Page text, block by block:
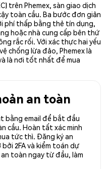
trên Phemex, sàn giao dịch
toàn cầu. Ba bước đơn giản
phí thấp bằng thẻ tín dụng,
hoặc nhà cung cấp bên thứ
rắc rối. Với xác thực hai yếu
chống lừa đảo, Phemex là
là nơi tốt nhất để mua
an toàn
bằng email để bắt đầu
cầu. Hoàn tất xác minh
tức thì. Đăng ký an
2FA và kiểm toán dự
toàn ngay từ đầu, làm